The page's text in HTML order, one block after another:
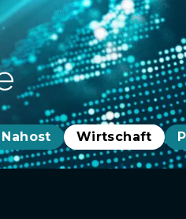
Wirtschaft